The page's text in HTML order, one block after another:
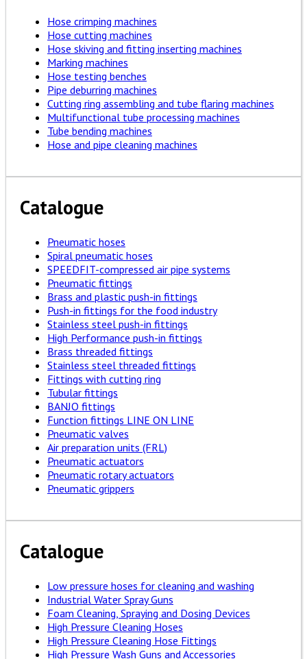
Hose crimping machines
Hose cutting machines
Hose skiving and fitting inserting machines
Marking machines
Hose testing benches
Pipe deburring machines
Cutting ring assembling and tube flaring machines
Multifunctional tube processing machines
Tube bending machines
Hose and pipe cleaning machines
Catalogue
Pneumatic hoses
Spiral pneumatic hoses
SPEEDFIT-compressed air pipe systems
Pneumatic fittings
Brass and plastic push-in fittings
Push-in fittings for the food industry
Stainless steel push-in fittings
High Performance push-in fittings
Brass threaded fittings
Stainless steel threaded fittings
Fittings with cutting ring
Tubular fittings
BANJO fittings
Function fittings LINE ON LINE
Pneumatic valves
Air preparation units (FRL)
Pneumatic actuators
Pneumatic rotary actuators
Pneumatic grippers
Catalogue
Low pressure hoses for cleaning and washing
Industrial Water Spray Guns
Foam Cleaning, Spraying and Dosing Devices
High Pressure Cleaning Hoses
High Pressure Cleaning Hose Fittings
High Pressure Wash Guns and Accessories